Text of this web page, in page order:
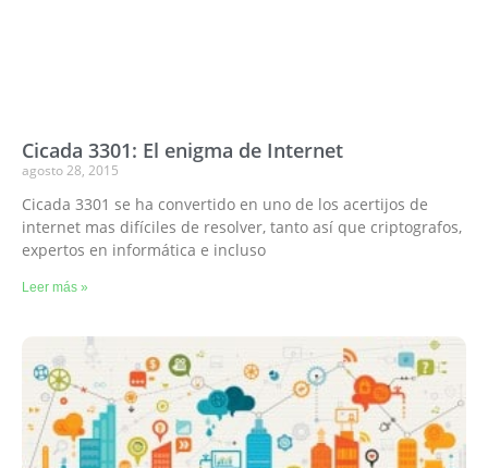
Cicada 3301: El enigma de Internet
agosto 28, 2015
Cicada 3301 se ha convertido en uno de los acertijos de
internet mas difíciles de resolver, tanto así que criptografos,
expertos en informática e incluso
Leer más »